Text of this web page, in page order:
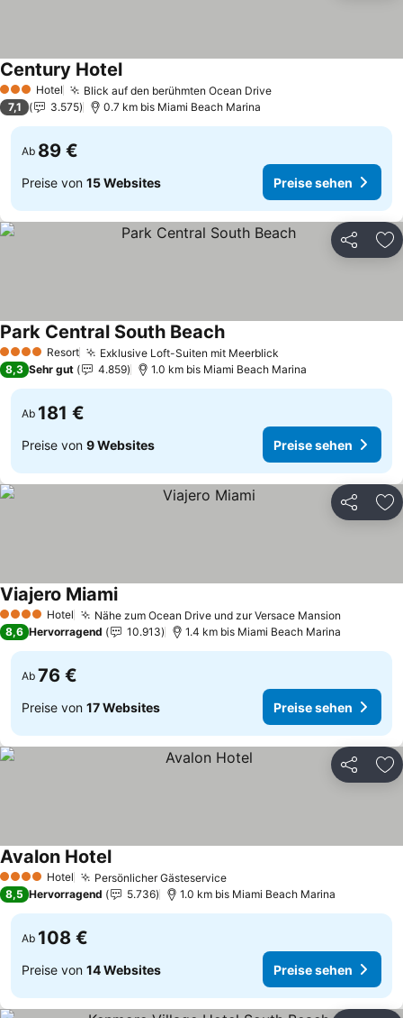
3 SterneHotel Blick auf den berühmten Ocean DrivePreise sehen
Century HotelPreise sehen
7,1 3.575 0.7 km bis Miami Beach Marina
Ab 89 €
Preise von 15 Websites Preise sehen
Teilen
4 Sterne Resort Exklusive Loft-Suiten mit Meerblick
Park Central South BeachPreise sehen
8,3 Sehr gut 4.859 1.0 km bis Miami Beach Marina
Ab 181 €
Preise von 9 Websites Preise sehen
Teilen
4 Sterne Hotel Nähe zum Ocean Drive und zur Versace Mansion
Viajero MiamiPreise sehen
8,6 Hervorragend 10.913 1.4 km bis Miami Beach Marina
Ab 76 €
Preise von 17 Websites Preise sehen
Teilen
4 Sterne Hotel Persönlicher GästeservicePreise sehen
Avalon HotelPreise sehen
8,5 Hervorragend 5.736 1.0 km bis Miami Beach Marina
Ab 108 €
Preise von 14 Websites Preise sehen